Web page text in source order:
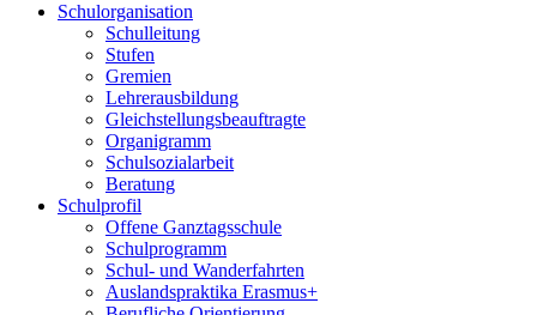
Schulorganisation
Schulleitung
Stufen
Gremien
Lehrerausbildung
Gleichstellungsbeauftragte
Organigramm
Schulsozialarbeit
Beratung
Schulprofil
Offene Ganztagsschule
Schulprogramm
Schul- und Wanderfahrten
Auslandspraktika Erasmus+